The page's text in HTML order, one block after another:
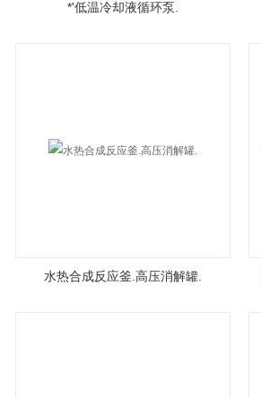
*'低温冷却液循环泵.
水热合成反应釜.高压消解罐.